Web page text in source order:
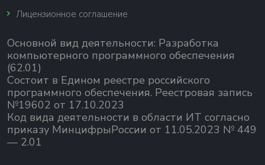
Лицензионное соглашение
Основной вид деятельности: Разработка
компьютерного программного обеспечения
(62.01)
Состоит в Едином реестре российского
программного обеспечения. Реестровая запись
№19602 от 17.10.2023
Код вида деятельности в области ИТ согласно
приказу МинцифрыРоссии от 11.05.2023 № 449
— 2.01